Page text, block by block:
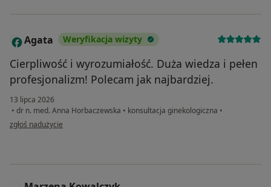
A Agata Weryfikacja wizyty
Cierpliwość i wyrozumiałość. Duża wiedza i pełen
profesjonalizm! Polecam jak najbardziej.
13 lipca 2026
• dr n. med. Anna Horbaczewska • konsultacja ginekologiczna •
w opinii użytkownika Agata
zgłoś nadużycie